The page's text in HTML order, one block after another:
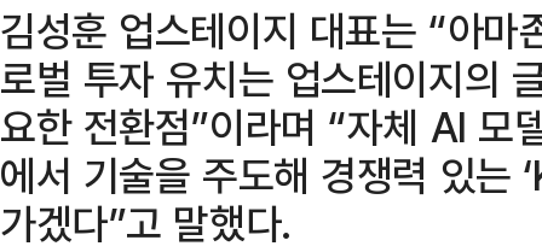
김성훈 업스테이지 대표는 “아
로벌 투자 유치는 업스테이지의
요한 전환점”이라며 “자체 AI 모
에서 기술을 주도해 경쟁력 있는
가겠다”고 말했다.